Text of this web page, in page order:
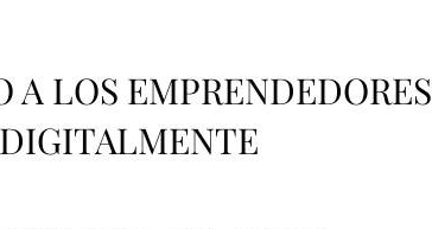
A LOS EMPRENDEDORES
DIGITALMENTE